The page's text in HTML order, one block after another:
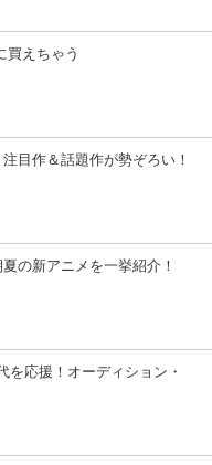
買えちゃう
目作＆話題作が勢ぞろい！
の新アニメを一挙紹介！
を応援！オーディション・